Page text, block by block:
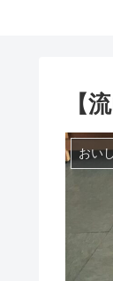
【
おい